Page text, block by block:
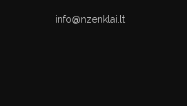
info@nzenklai.lt